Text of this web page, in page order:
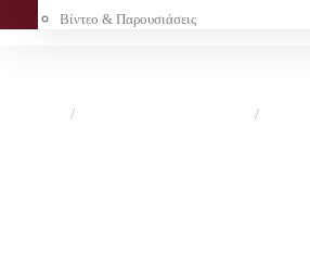
Βίντεο & Παρουσιάσεις